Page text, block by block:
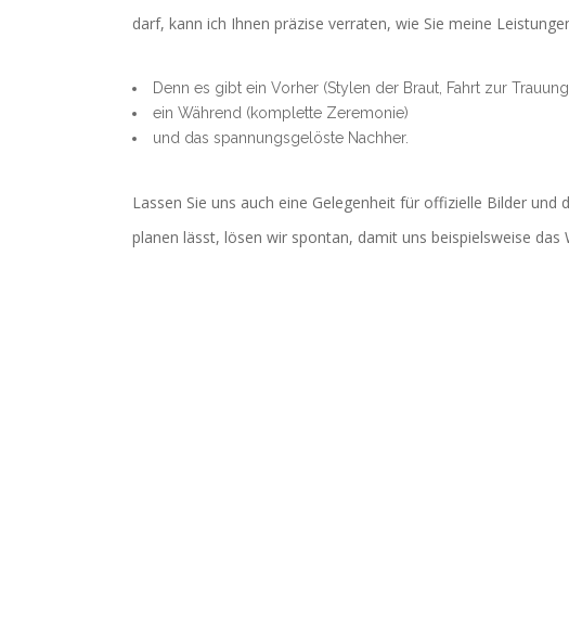
darf, kann ich Ihnen präzise verraten, wie Sie meine
Denn es gibt ein Vorher (Stylen der Braut, Fahrt zur
ein Während (komplette Zeremonie)
und das spannungsgelöste Nachher.
Lassen Sie uns auch eine Gelegenheit für offizielle Bilder
planen lässt, lösen wir spontan, damit uns beispielsweise